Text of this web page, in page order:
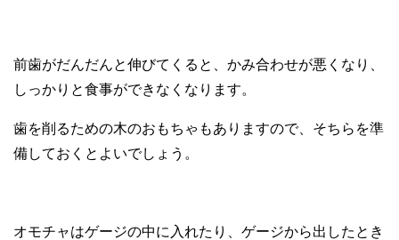
前歯がだんだんと伸びてくると、かみ合わせが悪くなり、
しっかりと食事ができなくなります。
歯を削るための木のおもちゃもありますので、そちらを準
備しておくとよいでしょう。
オモチャはゲージの中に入れたり、ゲージから出したとき